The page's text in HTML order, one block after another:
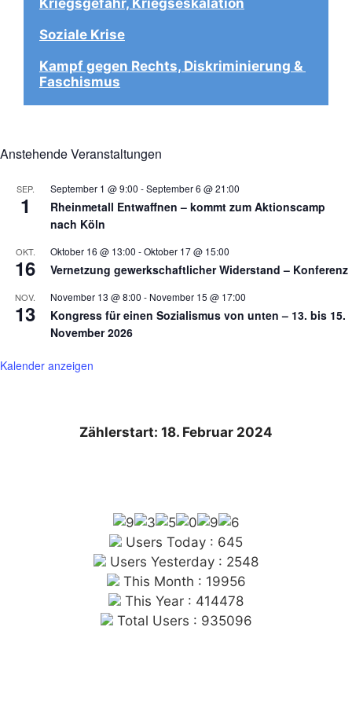
Soziale Krise
Kampf gegen Rechts, Diskriminierung &
Faschismus
Anstehende Veranstaltungen
SEP.
1
September 1 @ 9:00 -September 6 @ 21:00
Rheinmetall Entwaffnen – kommt zum Aktionscamp
nach Köln
OKT.
16
Oktober 16 @ 13:00 -Oktober 17 @ 15:00
Vernetzung gewerkschaftlicher Widerstand – Konferenz
NOV.
13
November 13 @ 8:00 - November 15 @ 17:00
Kongress für einen Sozialismus von unten – 13. bis 15.
November 2026
Kalender anzeigen
Zählerstart: 18. Februar 2024
Users Today : 645
Users Yesterday : 2548
This Month : 19956
This Year : 414478
Total Users : 935096